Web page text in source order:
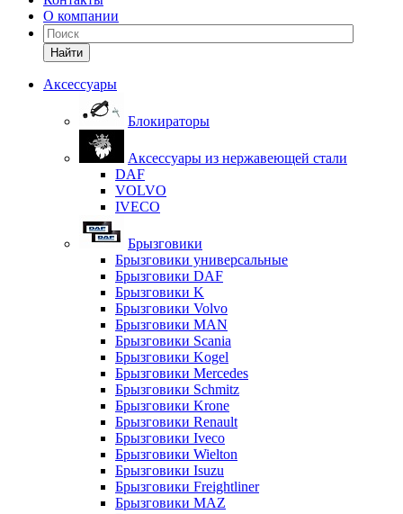
О компании
Найти
Аксессуары
Блокираторы
Аксессуары из нержавеющей стали
DAF
VOLVO
IVECO
Брызговики
Брызговики универсальные
Брызговики DAF
Брызговики K
Брызговики Volvo
Брызговики MAN
Брызговики Scania
Брызговики Kogel
Брызговики Mercedes
Брызговики Schmitz
Брызговики Krone
Брызговики Renault
Брызговики Iveco
Брызговики Wielton
Брызговики Isuzu
Брызговики Freightliner
Брызговики MAZ